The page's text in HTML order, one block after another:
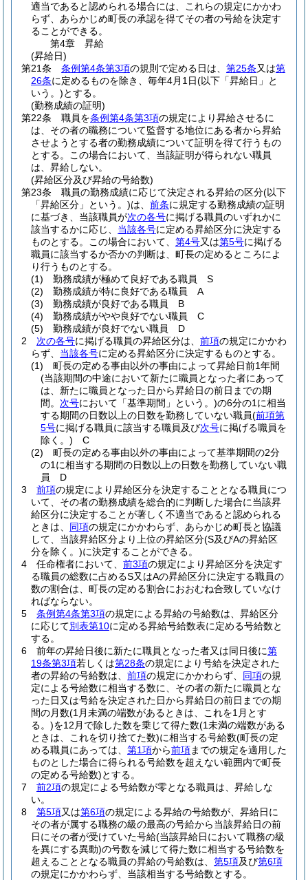
適当であると認められる場合には、これらの規定にかかわ
らず、あらかじめ町長の承認を得てその者の号給を決定す
ることができる。
第4章
昇給
(昇給日)
第21条
条例第4条第3項の規則で定める日は、 第25条又は第
26条に定めるものを除き、毎年4月1日(以下「昇給日」と
いう。)とする。
(勤務成績の証明)
第22条
職員を条例第4条第3項の規定により昇給させるに
は、その者の職務について監督する地位にある者から昇給
させようとする者の勤務成績について証明を得て行うもの
とする。
この場合において、当該証明が得られない職員
は、昇給しない。
(昇給区分及び昇給の号給数)
第23条
職員の勤務成績に応じて決定される昇給の区分(以下
「昇給区分」という。)は、 前条に規定する勤務成績の証明
に基づき、当該職員が次の各号に掲げる職員のいずれかに
該当するかに応じ、 当該各号に定める昇給区分に決定する
ものとする。
この場合において、 第4号又は第5号に掲げる
職員に該当するか否かの判断は、町長の定めるところによ
り行うものとする。
(1)
勤務成績が極めて良好である職員 S
(2)
勤務成績が特に良好である職員 A
(3)
勤務成績が良好である職員 B
(4)
勤務成績がやや良好でない職員 C
(5)
勤務成績が良好でない職員 D
2
次の各号に掲げる職員の昇給区分は、 前項の規定にかかわ
らず、 当該各号に定める昇給区分に決定するものとする。
(1)
町長の定める事由以外の事由によって昇給日前1年間
(当該期間の中途において新たに職員となった者にあって
は、新たに職員となった日から昇給日の前日までの期
間。 次号において「基準期間」という。)の6分の1に相当
する期間の日数以上の日数を勤務していない職員(前項第
5号に掲げる職員に該当する職員及び次号に掲げる職員を
除く。) C
(2)
町長の定める事由以外の事由によって基準期間の2分
の1に相当する期間の日数以上の日数を勤務していない職
員 D
3
前項の規定により昇給区分を決定することとなる職員につ
いて、その者の勤務成績を総合的に判断した場合に当該昇
給区分に決定することが著しく不適当であると認められる
ときは、 同項の規定にかかわらず、あらかじめ町長と協議
して、当該昇給区分より上位の昇給区分(S及びAの昇給区
分を除く。)に決定することができる。
4
任命権者において、 前3項の規定により昇給区分を決定す
る職員の総数に占めるS又はAの昇給区分に決定する職員の
数の割合は、町長の定める割合におおむね合致していなけ
ればならない。
5
条例第4条第3項の規定による昇給の号給数は、昇給区分
に応じて別表第10に定める昇給号給数表に定める号給数と
する。
6
前年の昇給日後に新たに職員となった者又は同日後に第
19条第3項若しくは第28条の規定により号給を決定された
者の昇給の号給数は、 前項の規定にかかわらず、 同項の規
定による号給数に相当する数に、その者の新たに職員とな
った日又は号給を決定された日から昇給日の前日までの期
間の月数(1月未満の端数があるときは、これを1月とす
る。)を12月で除した数を乗じて得た数(1未満の端数がある
ときは、これを切り捨てた数)に相当する号給数(町長の定
める職員にあっては、 第1項から前項までの規定を適用した
ものとした場合に得られる号給数を超えない範囲内で町長
の定める号給数)とする。
7
前2項の規定による号給数が零となる職員は、昇給しな
い。
8
第5項又は第6項の規定による昇給の号給数が、昇給日に
その者が属する職務の級の最高の号給から当該昇給日の前
日にその者が受けていた号給(当該昇給日において職務の級
を異にする異動)の号数を減じて得た数に相当する号給数を
超えることとなる職員の昇給の号給数は、 第5項及び第6項
の規定にかかわらず、当該相当する号給数とする。